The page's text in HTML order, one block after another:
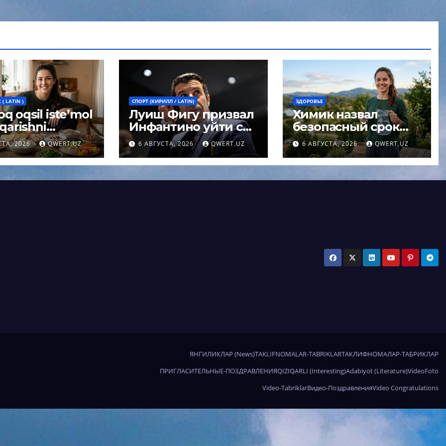
( LATIN )
oqsil iste’mol
xulosasi
2026 QWERT.UZ
СПОРТ (КИРИЛЛ / LATIN)
Луиш Фигу призвал
Инфантино уйти с
поста президента
ФИФА
6 АВГУСТА, 2026 QWERT.UZ
ЗДОРОВЬЕ
Химик назвал
безопасный срок
хранения воды в
открытом кувшине
6 АВГУСТА, 2026 QWERT.UZ
ЯНГИЛИКЛАР (News)TAKLIFNOMALAR-TABRIKLARТАКЛИФНОМАЛАР-ТАБРИКЛАР
ПРИГЛАСИТЕЛЬНЫЕ-ПОЗДРАВЛЕНИЯQIZIQARLI (Interesting)Adabiyot (Literature)VideoFoto
Video-TabriklarВидео-ПоздравленияVideo Congratulations